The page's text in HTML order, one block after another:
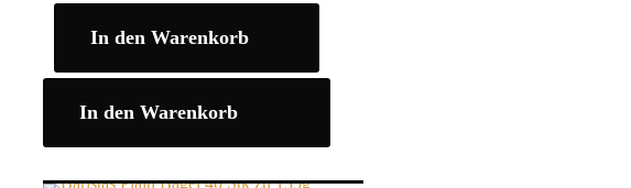
In den Warenkorb
In den Warenkorb